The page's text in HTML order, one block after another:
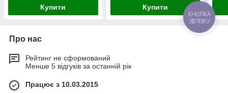
Купити Купити
Про нас
Рейтинг не сформований
Менше 5 відгуків за останній рік
Працює з 10.03.2015